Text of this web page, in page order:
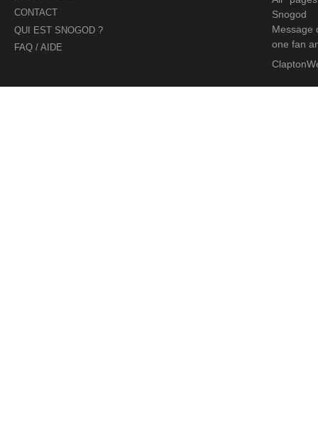
CONTACT
QUI EST SNOGOD ?
FAQ / AIDE
Snogod
Message
one fan